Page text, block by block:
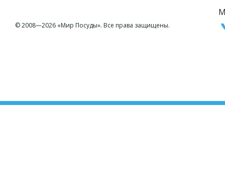
© 2008—2026 «Мир Посуды». Все права защищены.